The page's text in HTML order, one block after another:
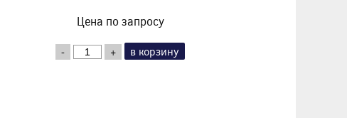
Цена по запросу
- + в корзину